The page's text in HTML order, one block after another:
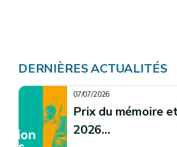
DERNIÈRES ACTUALITÉS
07/07/2026
Prix du mémoire
2026...